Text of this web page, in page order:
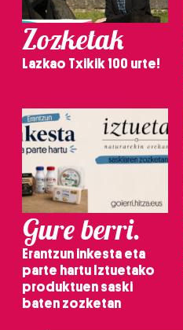
Zozketak
Lazkao Txikik 100 urte!
Gure berri.
Erantzun inkesta eta
parte hartu Iztuetako
produktuen saski
baten zozketan